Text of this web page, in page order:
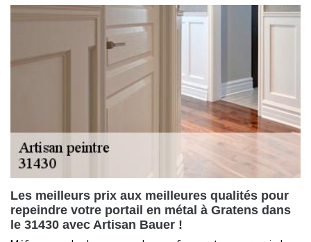
Les meilleurs prix aux meilleures qualités pour
repeindre votre portail en métal à Gratens dans
le 31430 avec Artisan Bauer !